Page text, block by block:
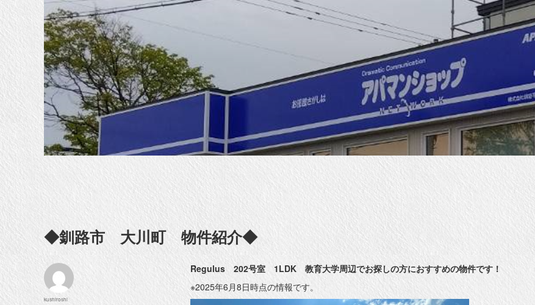
◆釧路市 大川町 物件紹介◆
Regulus 202号室 1LDK 教育大学周辺でお探しの方におすすめの物件です！
※2025年6月8日時点の情報です。
投
kushiroshi